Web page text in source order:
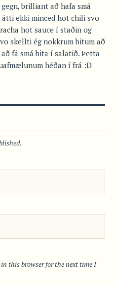
brilliant að hafa smá
ekki minced hot chili svo
hot sauce í staðin og
skellti ég nokkrum bitum að
fá smá bita í salatið. Þetta
héðan í frá :D
in this browser for the next time I